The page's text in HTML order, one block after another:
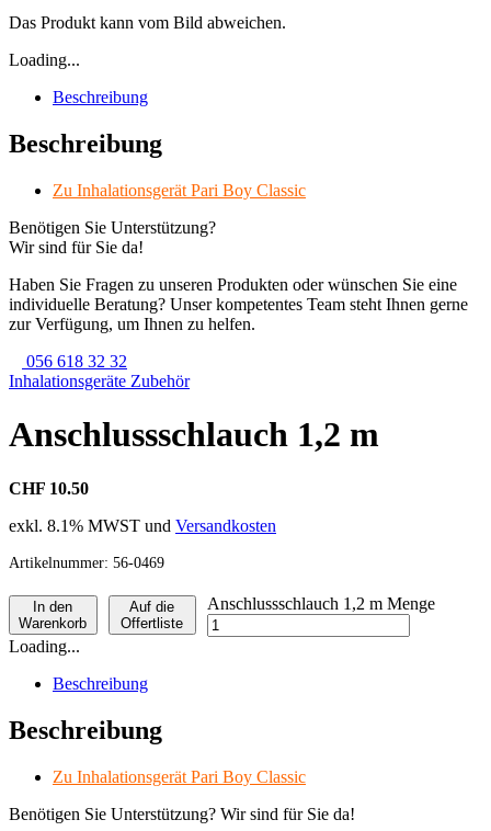
Das Produkt kann vom Bild abweichen.
Loading...
Beschreibung
Beschreibung
Zu Inhalationsgerät Pari Boy Classic
Benötigen Sie Unterstützung?
Wir sind für Sie da!
Haben Sie Fragen zu unseren Produkten oder wünschen Sie eine
individuelle Beratung? Unser kompetentes Team steht Ihnen gerne
zur Verfügung, um Ihnen zu helfen.
056 618 32 32
Inhalationsgeräte Zubehör
Anschlussschlauch 1,2 m
CHF 10.50
exkl. 8.1% MWST und Versandkosten
Artikelnummer: 56-0469
In den
Warenkorb
Auf die
Offertliste
Anschlussschlauch 1,2 m Menge
Loading...
Beschreibung
Beschreibung
Zu Inhalationsgerät Pari Boy Classic
Benötigen Sie Unterstützung? Wir sind für Sie da!